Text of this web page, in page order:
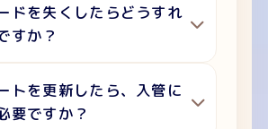
ドを失くしたらどうすれ
すか？
トを更新したら、入管に
要ですか？